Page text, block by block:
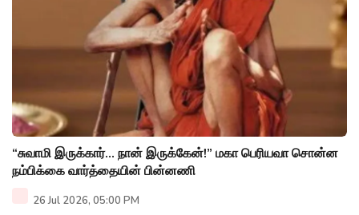
“சுவாமி இருக்கார்... நான் இருக்கேன்!” மகா பெரியவா சொன்ன
நம்பிக்கை வார்த்தையின் பின்னணி
26 Jul 2026, 05:00 PM